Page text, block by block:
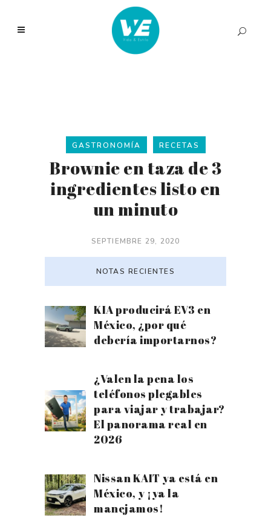
GASTRONOMÍA RECETAS
Brownie en taza de 3
ingredientes listo en
un minuto
SEPTIEMBRE 29, 2020
NOTAS RECIENTES
KIA producirá EV3 en
México, ¿por qué
debería importarnos?
¿Valen la pena los
teléfonos plegables
para viajar y trabajar?
El panorama real en
2026
Nissan KAIT ya está en
México, y ¡ya la
manejamos!